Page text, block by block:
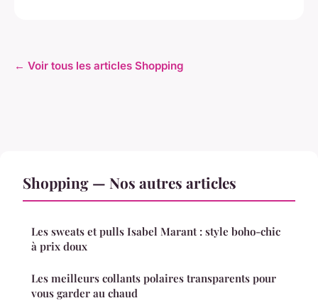
← Voir tous les articles Shopping
Shopping — Nos autres articles
Les sweats et pulls Isabel Marant : style boho-chic
à prix doux
Les meilleurs collants polaires transparents pour
vous garder au chaud